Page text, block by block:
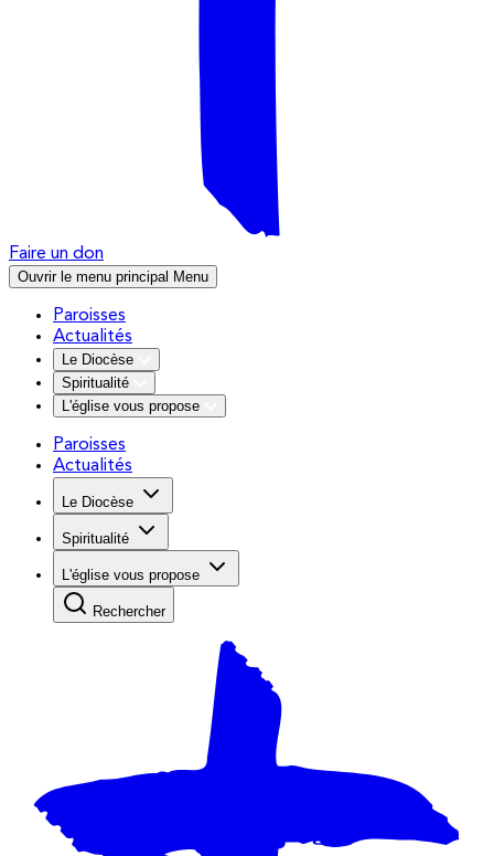
Faire un don
Ouvrir le menu principal Menu
Paroisses
Actualités
Le Diocèse
Spiritualité
L'église vous propose
Paroisses
Actualités
Le Diocèse
Spiritualité
L'église vous propose
Rechercher